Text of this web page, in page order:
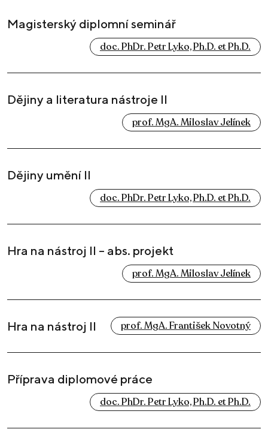
Magisterský diplomní seminář
doc. PhDr. Petr Lyko, Ph.D. et Ph.D.
Dějiny a literatura nástroje II
prof. MgA. Miloslav Jelínek
Dějiny umění II
doc. PhDr. Petr Lyko, Ph.D. et Ph.D.
Hra na nástroj II – abs. projekt
prof. MgA. Miloslav Jelínek
Hra na nástroj II prof. MgA. František Novotný
Příprava diplomové práce
doc. PhDr. Petr Lyko, Ph.D. et Ph.D.